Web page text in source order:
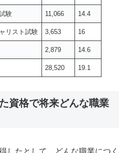
験 11,066 14.4
リスト試験 3,653 16
2,879 14.6
28,520 19.1
資格で将来どんな職業
したとして、どんな職業につく